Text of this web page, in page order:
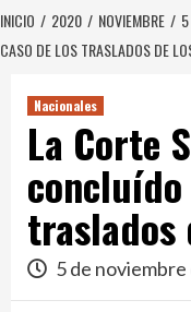
INICIO 2020 NOVIEMBRE 5
CASO DE LOS TRASLADOS DE
Nacionales
La Corte
traslados
5 de